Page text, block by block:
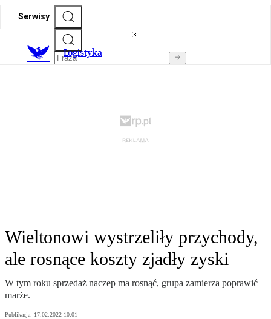
Serwisy
Logistyka
Wieltonowi wystrzeliły przychody,
ale rosnące koszty zjadły zyski
W tym roku sprzedaż naczep ma rosnąć, grupa zamierza poprawić
marże.
Publikacja: 17.02.2022 10:01